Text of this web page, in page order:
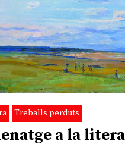
Treballs perduts
a la